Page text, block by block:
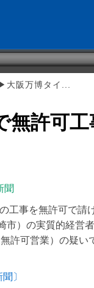
大阪万博タイ...
無許可
聞
工事を無許可で請
市）の実質的経営
許可営業）の疑い
〕